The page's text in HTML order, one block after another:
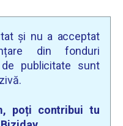
și nu a acceptat
din fonduri
de publicitate sunt
poți contribui tu